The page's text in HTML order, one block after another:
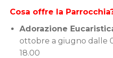
Cosa offre la
Adorazione
ottobre a giugno dalle
18.00